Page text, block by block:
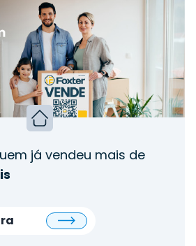
já vendeu mais de